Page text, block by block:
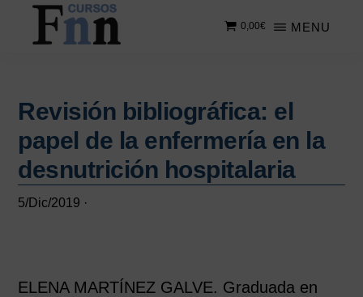
Saltar
contenido
Saltar
principal
online
MENU
0,00€
Revisión bibliográfica: el
papel de la enfermería en la
desnutrición hospitalaria
5/Dic/2019 ·
ELENA MARTÍNEZ GALVE. Graduada en